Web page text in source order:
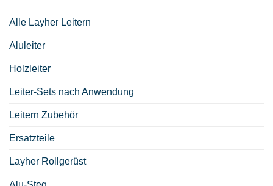
Alle Layher Leitern
Aluleiter
Holzleiter
Leiter-Sets nach Anwendung
Leitern Zubehör
Ersatzteile
Layher Rollgerüst